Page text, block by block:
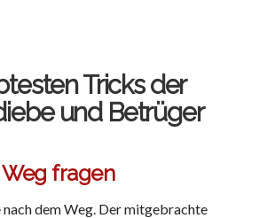
Tricks der
und Betrüger
fragen
nach dem Weg. Der mitgebrachte